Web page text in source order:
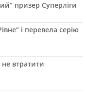
призер Суперліги
і перевела серію
втратити